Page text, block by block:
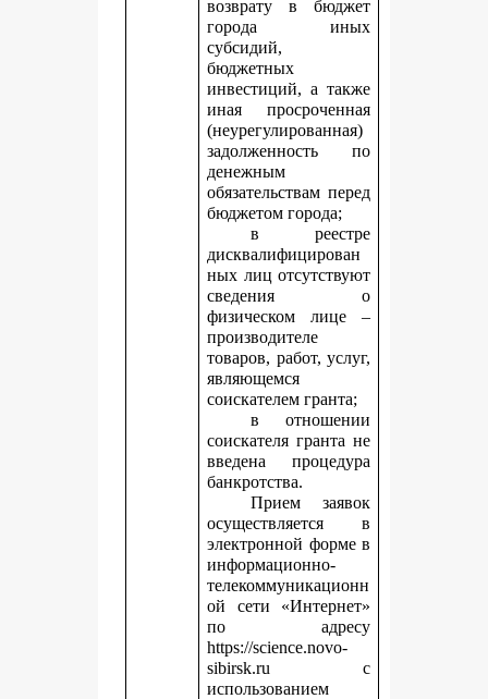
возврату в бюджет
города иных
субсидий,
бюджетных
инвестиций, а также
иная просроченная
(неурегулированная)
задолженность по
денежным
обязательствам перед
бюджетом города;
в реестре
дисквалифицирован
ных лиц отсутствуют
сведения о
физическом лице –
производителе
товаров, работ, услуг,
являющемся
соискателем гранта;
в отношении
соискателя гранта не
введена процедура
банкротства.
Прием заявок
осуществляется в
электронной форме в
информационно-
телекоммуникационн
ой сети «Интернет»
по адресу
https://science.novo-
sibirsk.ru с
использованием